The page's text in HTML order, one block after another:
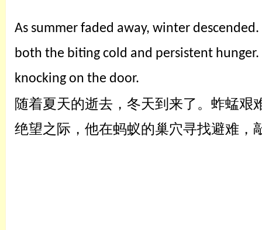
As summer faded away, winter
both the biting cold and persistent
knocking on the door.
随着夏天的逝去，冬天到来了。蚱蜢艰
绝望之际，他在蚂蚁的巢穴寻找避难 ，